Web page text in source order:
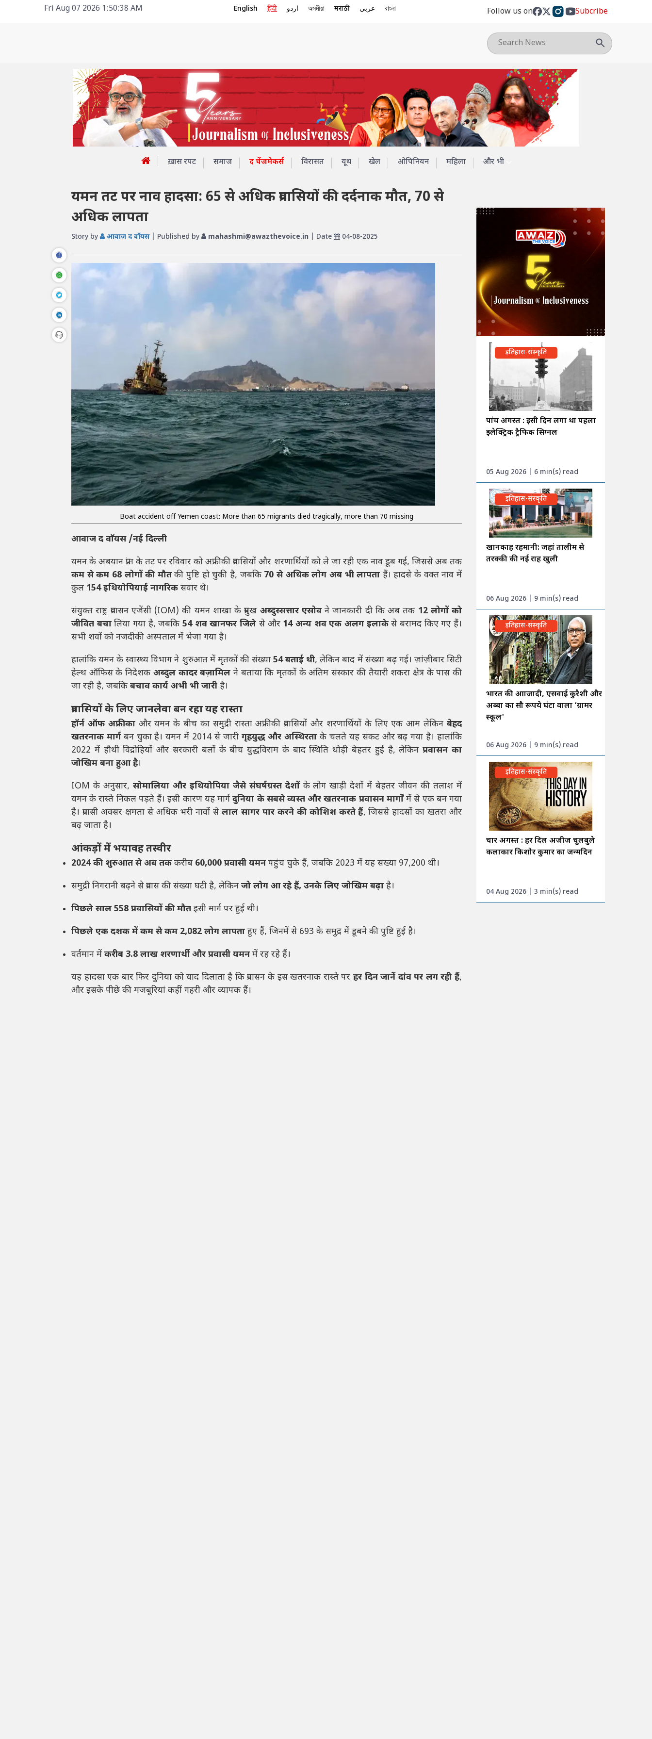
Fri Aug 07 2026 1:50:38 AM English हिंदी اردو অসমীয়া मराठी عربي বাংলা Follow us on Subcribe
ख़ास रपट समाज द चेंजमेकर्स विरासत यूथ खेल ओपिनियन महिला और भी
यमन तट पर नाव हादसा: 65 से अधिक प्रवासियों की दर्दनाक मौत, 70 से
अधिक लापता
Story by आवाज़ द वॉयस | Published by mahashmi@awazthevoice.in | Date 04-08-2025
Boat accident off Yemen coast: More than 65 migrants died tragically, more than 70 missing
आवाज द वाॅयस /नई दिल्ली
यमन के अबयान प्रांत के तट पर रविवार को अफ्रीकी प्रवासियों और शरणार्थियों को ले जा रही एक नाव डूब गई, जिससे अब तक
कम से कम 68 लोगों की मौतकी पुष्टि हो चुकी है, जबकि 70 से अधिक लोग अब भी लापता हैं। हादसे के वक्त नाव में
कुल 154 इथियोपियाई नागरिक सवार थे।
संयुक्त राष्ट्र प्रवासन एजेंसी (IOM) की यमन शाखा के प्रमुख अब्दुस्सत्तार एसोवने जानकारी दी कि अब तक 12 लोगों को
जीवित बचालिया गया है, जबकि54 शव खानफर जिले से और 14 अन्य शव एक अलग इलाकेसे बरामद किए गए हैं।
सभी शवों को नजदीकी अस्पताल में भेजा गया है।
हालांकि यमन के स्वास्थ्य विभाग ने शुरुआत में मृतकों की संख्या54 बताई थी, लेकिन बाद में संख्या बढ़ गई। ज़ांज़ीबार सिटी
हेल्थ ऑफिस के निदेशक अब्दुल कादर बज़ामिल ने बताया कि मृतकों के अंतिम संस्कार की तैयारी शकरा क्षेत्र के पास की
जा रही है, जबकि बचाव कार्य अभी भी जारी है।
प्रवासियों के लिए जानलेवा बन रहा यह रास्ता
हॉर्न ऑफ अफ्रीकाऔर यमन के बीच का समुद्री रास्ता अफ्रीकी प्रवासियों और शरणार्थियों के लिए एक आम लेकिनबेहद
खतरनाक मार्गबन चुका है। यमन में 2014 से जारी गृहयुद्ध और अस्थिरता के चलते यह संकट और बढ़ गया है। हालांकि
2022 में हौथी विद्रोहियों और सरकारी बलों के बीच युद्धविराम के बाद स्थिति थोड़ी बेहतर हुई है, लेकिनप्रवासन का
जोखिम बना हुआ है।
IOM के अनुसार, सोमालिया और इथियोपिया जैसे संघर्षग्रस्त देशोंके लोग खाड़ी देशों में बेहतर जीवन की तलाश में
यमन के रास्ते निकल पड़ते हैं। इसी कारण यह मार्गदुनिया के सबसे व्यस्त और खतरनाक प्रवासन मार्गोंमें से एक बन गया
है। प्रवासी अक्सर क्षमता से अधिक भरी नावों सेलाल सागर पार करने की कोशिश करते हैं, जिससे हादसों का खतरा और
बढ़ जाता है।
आंकड़ों में भयावह तस्वीर
2024 की शुरुआत से अब तक करीब 60,000 प्रवासी यमन पहुंच चुके हैं, जबकि 2023 में यह संख्या 97,200 थी।
समुद्री निगरानी बढ़ने से प्रवास की संख्या घटी है, लेकिन जो लोग आ रहे हैं, उनके लिए जोखिम बढ़ा है।
पिछले साल 558 प्रवासियों की मौत इसी मार्ग पर हुई थी।
पिछले एक दशक में कम से कम 2,082 लोग लापता हुए हैं, जिनमें से 693 के समुद्र में डूबने की पुष्टि हुई है।
वर्तमान में करीब 3.8 लाख शरणार्थी और प्रवासी यमन में रह रहे हैं।
यह हादसा एक बार फिर दुनिया को याद दिलाता है कि प्रवासन के इस खतरनाक रास्ते पर हर दिन जानें दांव पर लग रही हैं,
और इसके पीछे की मजबूरियां कहीं गहरी और व्यापक हैं।
इतिहास-संस्कृति
पांच अगस्त : इसी दिन लगा था पहला
इलेक्ट्रिक ट्रैफिक सिग्नल
05 Aug 2026 | 6 min(s) read
इतिहास-संस्कृति
खानकाह रहमानी: जहां तालीम से
तरक्की की नई राह खुली
06 Aug 2026 | 9 min(s) read
इतिहास-संस्कृति
भारत की आाजादी, एसवाई कुरैशी और
अब्बा का सौ रूपये घंटा वाला ‘ग्रामर
स्कूल'
06 Aug 2026 | 9 min(s) read
इतिहास-संस्कृति
चार अगस्त : हर दिल अजीज चुलबुले
कलाकार किशोर कुमार का जन्मदिन
04 Aug 2026 | 3 min(s) read